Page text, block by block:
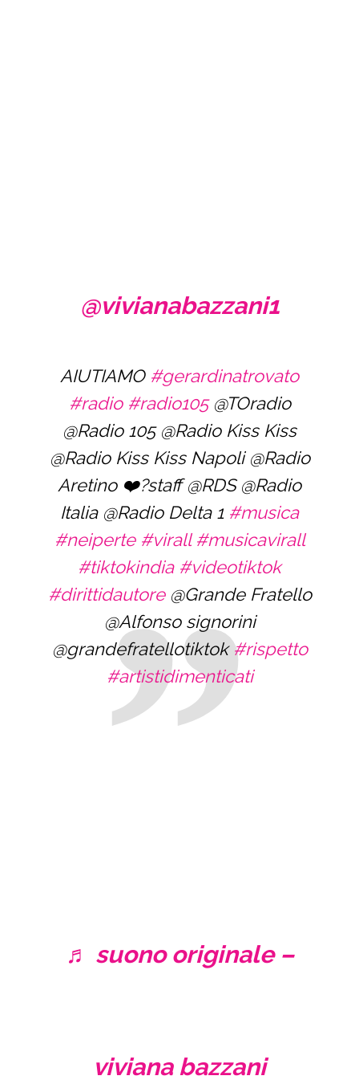
@vivianabazzani1
AIUTIAMO #gerardinatrovato
#radio #radio105@TOradio
@Radio 105 @Radio Kiss Kiss
@Radio Kiss Kiss Napoli @Radio
Aretino ❤️?staff @RDS @Radio
Italia @Radio Delta 1 #musica
#neiperte #virall #musicavirall
#tiktokindia #videotiktok
#dirittidautore@Grande Fratello
@Alfonso signorini
@grandefratellotiktok#rispetto
#artistidimenticati
♬ suono originale –
viviana bazzani